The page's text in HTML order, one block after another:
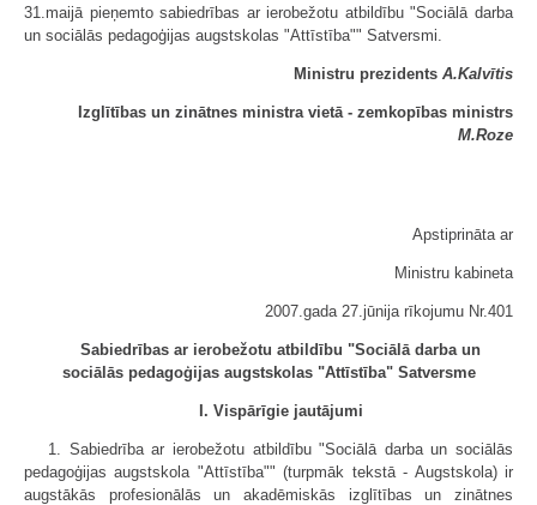
31.maijā pieņemto sabiedrības ar ierobežotu atbildību "Sociālā darba
un sociālās pedagoģijas augstskolas "Attīstība"" Satversmi.
Ministru prezidents A.Kalvītis
Izglītības un zinātnes ministra vietā - zemkopības ministrs
M.Roze
Apstiprināta ar
Ministru kabineta
2007.gada 27.jūnija rīkojumu Nr.401
Sabiedrības ar ierobežotu atbildību "Sociālā darba un
sociālās pedagoģijas augstskolas "Attīstība" Satversme
I. Vispārīgie jautājumi
1. Sabiedrība ar ierobežotu atbildību "Sociālā darba un sociālās
pedagoģijas augstskola "Attīstība"" (turpmāk tekstā - Augstskola) ir
augstākās profesionālās un akadēmiskās izglītības un zinātnes